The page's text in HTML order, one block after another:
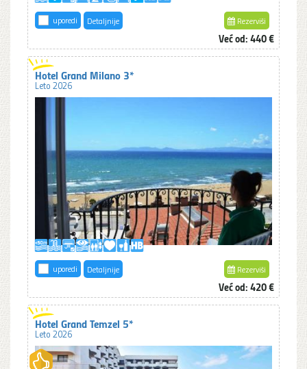
uporedi Detaljnije Rezerviši
Već od: 440 €
Hotel Grand Milano 3*
Leto 2026
uporedi Detaljnije Rezerviši
Već od: 420 €
Hotel Grand Temzel 5*
Leto 2026